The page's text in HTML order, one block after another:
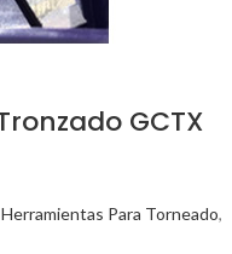
GCTX
Para Torneado,